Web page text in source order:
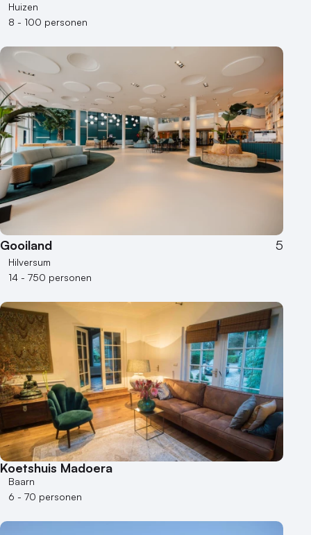
Huizen
8 - 100 personen
Gooiland 5
Hilversum
14 - 750 personen
Koetshuis Madoera
Baarn
6 - 70 personen